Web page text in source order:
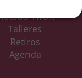
ThOR
Talleres
Retiros
Agenda